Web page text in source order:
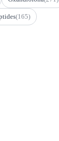
(165)